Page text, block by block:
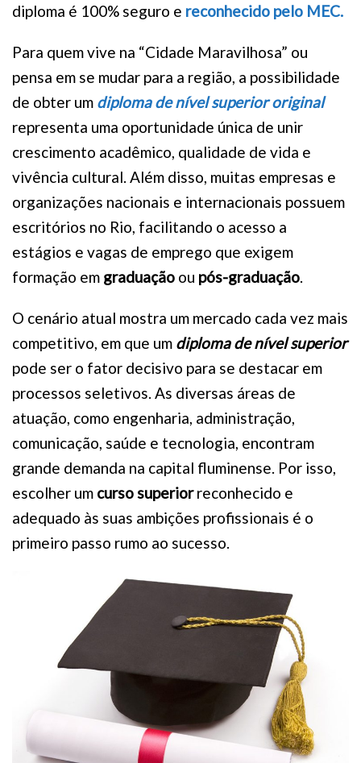
diploma é 100% seguro e reconhecido pelo MEC.
Para quem vive na “Cidade Maravilhosa” ou
pensa em se mudar para a região, a possibilidade
de obter um diploma de nível superior original
representa uma oportunidade única de unir
crescimento acadêmico, qualidade de vida e
vivência cultural. Além disso, muitas empresas e
organizações nacionais e internacionais possuem
escritórios no Rio, facilitando o acesso a
estágios e vagas de emprego que exigem
formação em graduação ou pós-graduação.
O cenário atual mostra um mercado cada vez mais
competitivo, em que um diploma de nível superior
pode ser o fator decisivo para se destacar em
processos seletivos. As diversas áreas de
atuação, como engenharia, administração,
comunicação, saúde e tecnologia, encontram
grande demanda na capital fluminense. Por isso,
escolher um curso superiorreconhecido e
adequado às suas ambições profissionais é o
primeiro passo rumo ao sucesso.